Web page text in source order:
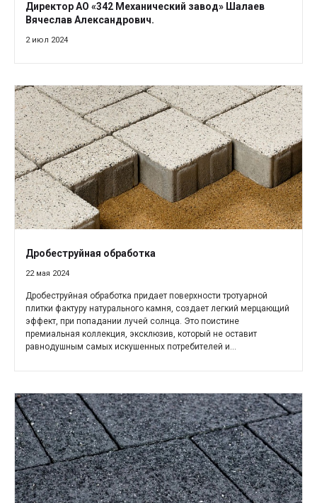
Директор АО «342 Механический завод» Шалаев
Вячеслав Александрович.
2 июл 2024
Дробеструйная обработка
22 мая 2024
Дробеструйная обработка придает поверхности тротуарной
плитки фактуру натурального камня, создает легкий мерцающий
эффект, при попадании лучей солнца. Это поистине
премиальная коллекция, эксклюзив, который не оставит
равнодушным самых искушенных потребителей и...